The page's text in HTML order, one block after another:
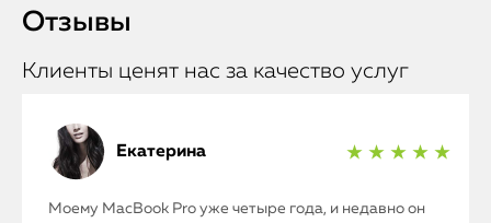
Отзывы
Клиенты ценят нас за качество услуг
Екатерина ★ ★ ★ ★ ★
Моему MacBook Pro уже четыре года, и недавно он